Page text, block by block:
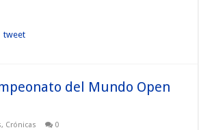
tweet
del Mundo Open
, Crónicas 0